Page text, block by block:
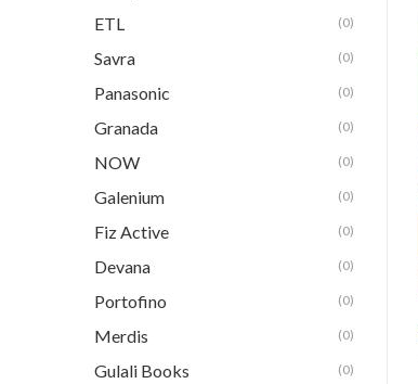
ETL (0)
Savra (0)
Panasonic (0)
Granada (0)
NOW (0)
Galenium (0)
Fiz Active (0)
Devana (0)
Portofino (0)
Merdis (0)
Gulali Books (0)